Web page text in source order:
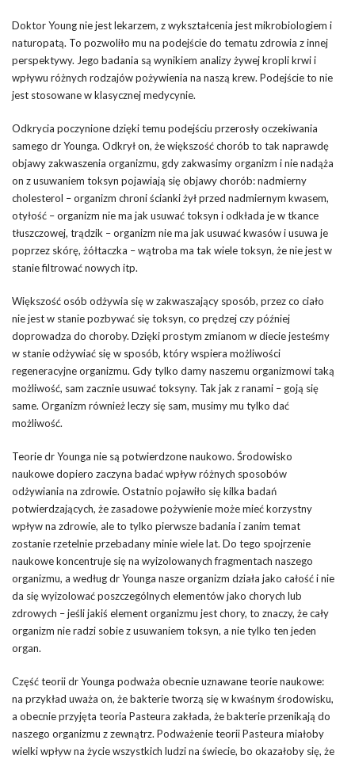
Doktor Young nie jest lekarzem, z wykształcenia jest mikrobiologiem i
naturopatą. To pozwoliło mu na podejście do tematu zdrowia z innej
perspektywy. Jego badania są wynikiem analizy żywej kropli krwi i
wpływu różnych rodzajów pożywienia na naszą krew. Podejście to nie
jest stosowane w klasycznej medycynie.
Odkrycia poczynione dzięki temu podejściu przerosły oczekiwania
samego dr Younga. Odkrył on, że większość chorób to tak naprawdę
objawy zakwaszenia organizmu, gdy zakwasimy organizm i nie nadąża
on z usuwaniem toksyn pojawiają się objawy chorób: nadmierny
cholesterol – organizm chroni ścianki żył przed nadmiernym kwasem,
otyłość – organizm nie ma jak usuwać toksyn i odkłada je w tkance
tłuszczowej, trądzik – organizm nie ma jak usuwać kwasów i usuwa je
poprzez skórę, żółtaczka – wątroba ma tak wiele toksyn, że nie jest w
stanie filtrować nowych itp.
Większość osób odżywia się w zakwaszający sposób, przez co ciało
nie jest w stanie pozbywać się toksyn, co prędzej czy później
doprowadza do choroby. Dzięki prostym zmianom w diecie jesteśmy
w stanie odżywiać się w sposób, który wspiera możliwości
regeneracyjne organizmu. Gdy tylko damy naszemu organizmowi taką
możliwość, sam zacznie usuwać toksyny. Tak jak z ranami – goją się
same. Organizm również leczy się sam, musimy mu tylko dać
możliwość.
Teorie dr Younga nie są potwierdzone naukowo. Środowisko
naukowe dopiero zaczyna badać wpływ różnych sposobów
odżywiania na zdrowie. Ostatnio pojawiło się kilka badań
potwierdzających, że zasadowe pożywienie może mieć korzystny
wpływ na zdrowie, ale to tylko pierwsze badania i zanim temat
zostanie rzetelnie przebadany minie wiele lat. Do tego spojrzenie
naukowe koncentruje się na wyizolowanych fragmentach naszego
organizmu, a według dr Younga nasze organizm działa jako całość i nie
da się wyizolować poszczególnych elementów jako chorych lub
zdrowych – jeśli jakiś element organizmu jest chory, to znaczy, że cały
organizm nie radzi sobie z usuwaniem toksyn, a nie tylko ten jeden
organ.
Część teorii dr Younga podważa obecnie uznawane teorie naukowe:
na przykład uważa on, że bakterie tworzą się w kwaśnym środowisku,
a obecnie przyjęta teoria Pasteura zakłada, że bakterie przenikają do
naszego organizmu z zewnątrz. Podważenie teorii Pasteura miałoby
wielki wpływ na życie wszystkich ludzi na świecie, bo okazałoby się, że